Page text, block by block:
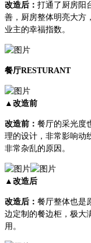
改造后： 打通了厨房阳
善，厨房整体明亮大方
业主的幸福指数。
餐厅RESTURANT
▲改造前
改造前： 餐厅的采光度
理的设计，非常影响动
非常杂乱的原因。
▲改造后
改造后： 餐厅整体也是
边定制的餐边柜，极大
用。